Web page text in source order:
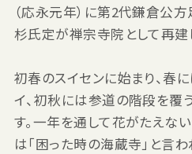
（応永元年）に第2代鎌倉公
杉氏定が禅宗寺院として再建
初春のスイセンに始まり、春
イ、初秋には参道の階段を覆
す。一年を通して花がたえな
は「困った時の海蔵寺」と言わ